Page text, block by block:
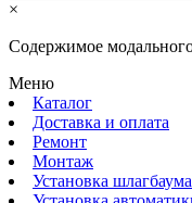
×
Содержимое
Меню
Каталог
Доставка и оплата
Ремонт
Монтаж
Установка